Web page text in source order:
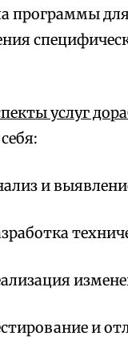
программы для
услуг
и
и